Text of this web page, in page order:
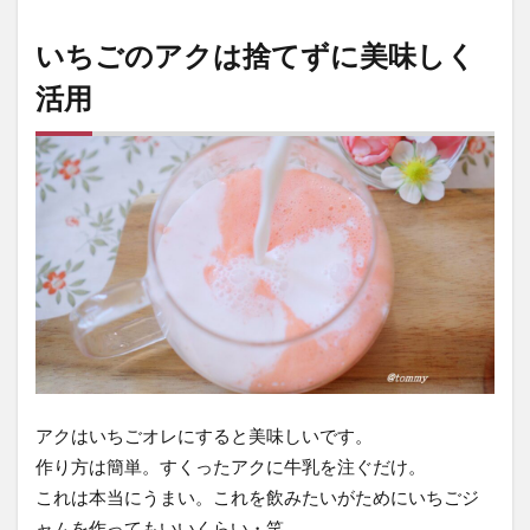
いちごのアクは捨てずに美味しく
活用
アクはいちごオレにすると美味しいです。
作り方は簡単。すくったアクに牛乳を注ぐだけ。
これは本当にうまい。これを飲みたいがためにいちごジ